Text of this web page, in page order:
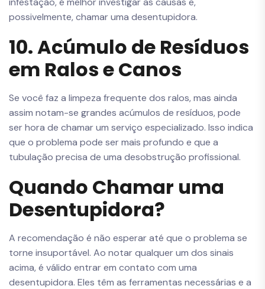
possivelmente, chamar uma desentupidora.
10. Acúmulo de Resíduos
em Ralos e Canos
Se você faz a limpeza frequente dos ralos, mas ainda
assim notam-se grandes acúmulos de resíduos, pode
ser hora de chamar um serviço especializado. Isso indica
que o problema pode ser mais profundo e que a
tubulação precisa de uma desobstrução profissional.
Quando Chamar uma
Desentupidora?
A recomendação é não esperar até que o problema se
torne insuportável. Ao notar qualquer um dos sinais
acima, é válido entrar em contato com uma
desentupidora. Eles têm as ferramentas necessárias e a